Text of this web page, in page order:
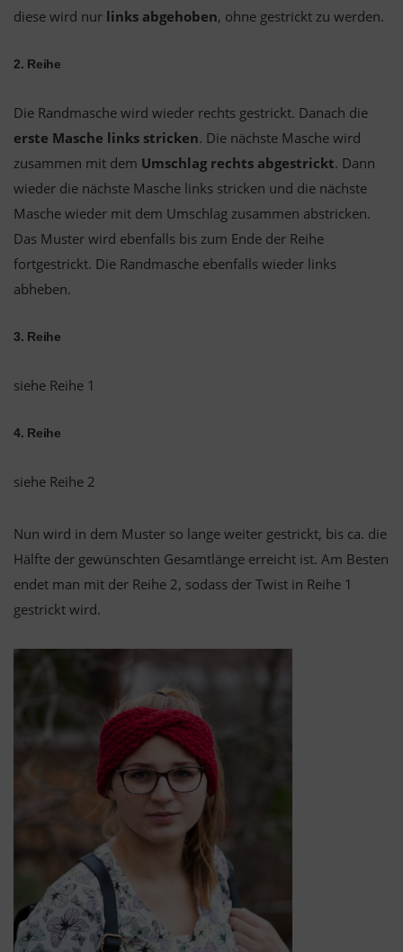
diese wird nur links abgehoben, ohne gestrickt zu werden.
2. Reihe
Die Randmasche wird wieder rechts gestrickt. Danach die
erste Masche links stricken. Die nächste Masche wird
zusammen mit dem Umschlag rechts abgestrickt. Dann
wieder die nächste Masche links stricken und die nächste
Masche wieder mit dem Umschlag zusammen abstricken.
Das Muster wird ebenfalls bis zum Ende der Reihe
fortgestrickt. Die Randmasche ebenfalls wieder links
abheben.
3. Reihe
siehe Reihe 1
4. Reihe
siehe Reihe 2
Nun wird in dem Muster so lange weiter gestrickt, bis ca. die
Hälfte der gewünschten Gesamtlänge erreicht ist. Am Besten
endet man mit der Reihe 2, sodass der Twist in Reihe 1
gestrickt wird.